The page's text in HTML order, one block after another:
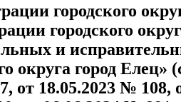
городского
городского
и
округа город
от 18.05.2023 № 108,